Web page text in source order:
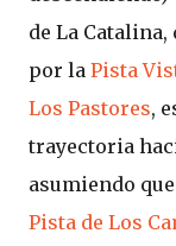
de La
por la Pista
Los Pastores,
trayectoria
asumiendo
Pista de Los